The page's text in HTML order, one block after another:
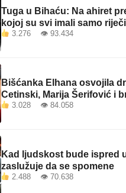
Tuga u Bihaću: Na ahiret
kojoj su svi imali samo
3.276 👁 93.434
Bišćanka Elhana osvojila
Cetinski, Marija Šerifović i
3.028 👁 84.058
Kad ljudskost bude ispred
zaslužuje da se spomene
2.488 👁 70.638